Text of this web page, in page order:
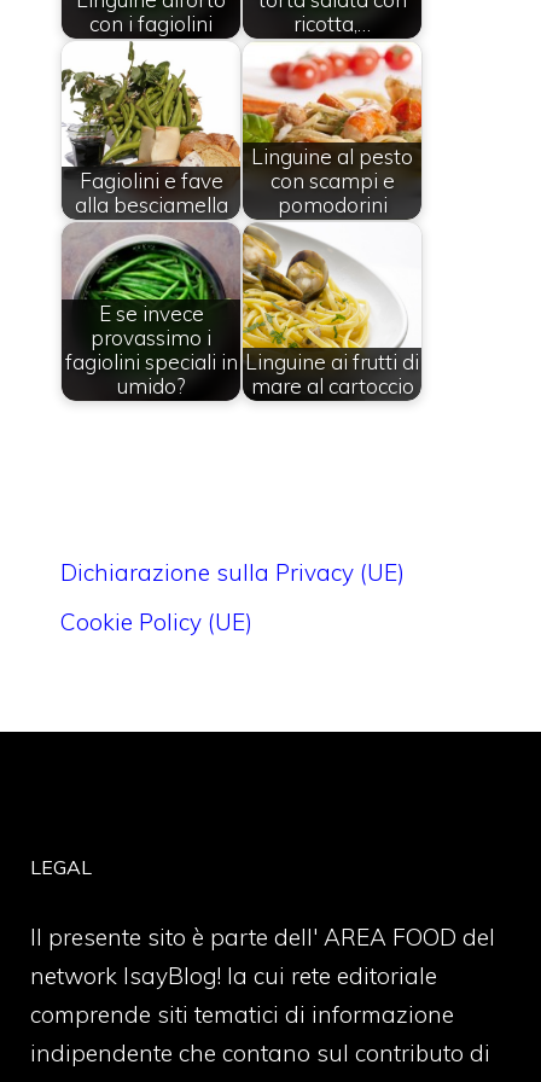
con i fagiolini
ricotta,…
Fagiolini e fave
alla besciamella
Linguine al pesto
con scampi e
pomodorini
E se invece
provassimo i
fagiolini speciali in
umido?
Linguine ai frutti di
mare al cartoccio
Dichiarazione sulla Privacy (UE)
Cookie Policy (UE)
LEGAL
Il presente sito è parte dell' AREA FOOD del
network IsayBlog! la cui rete editoriale
comprende siti tematici di informazione
indipendente che contano sul contributo di